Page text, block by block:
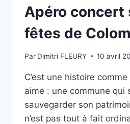
Apéro concert
fêtes de
Par Dimitri FLEURY 10 avril
C’est une histoire comme
aime : une commune qui
sauvegarder son
n’est pas tout à fait